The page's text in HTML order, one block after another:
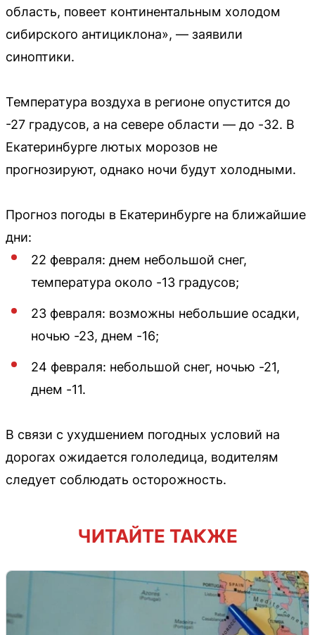
область, повеет континентальным холодом
сибирского антициклона», — заявили
синоптики.
Температура воздуха в регионе опустится до
-27 градусов, а на севере области — до -32. В
Екатеринбурге лютых морозов не
прогнозируют, однако ночи будут холодными.
Прогноз погоды в Екатеринбурге на ближайшие
дни:
22 февраля: днем небольшой снег,
температура около -13 градусов;
23 февраля: возможны небольшие осадки,
ночью -23, днем -16;
24 февраля: небольшой снег, ночью -21,
днем -11.
В связи с ухудшением погодных условий на
дорогах ожидается гололедица, водителям
следует соблюдать осторожность.
ЧИТАЙТЕ ТАКЖЕ